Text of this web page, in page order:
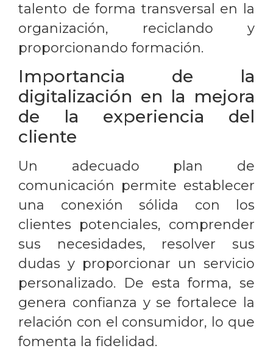
talento de forma transversal en la
organización, reciclando y
proporcionando formación.
Importancia de la
digitalización en la mejora
de la experiencia del
cliente
Un adecuado plan de
comunicación permite establecer
una conexión sólida con los
clientes potenciales, comprender
sus necesidades, resolver sus
dudas y proporcionar un servicio
personalizado. De esta forma, se
genera confianza y se fortalece la
relación con el consumidor, lo que
fomenta la fidelidad.